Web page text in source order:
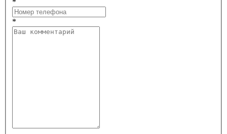
*
*